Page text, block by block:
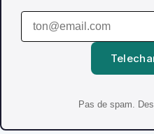
Pas de spam.